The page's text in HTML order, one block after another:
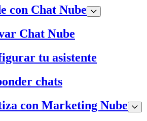
con Chat Nube
Chat Nube
tu asistente
chats
con Marketing Nube